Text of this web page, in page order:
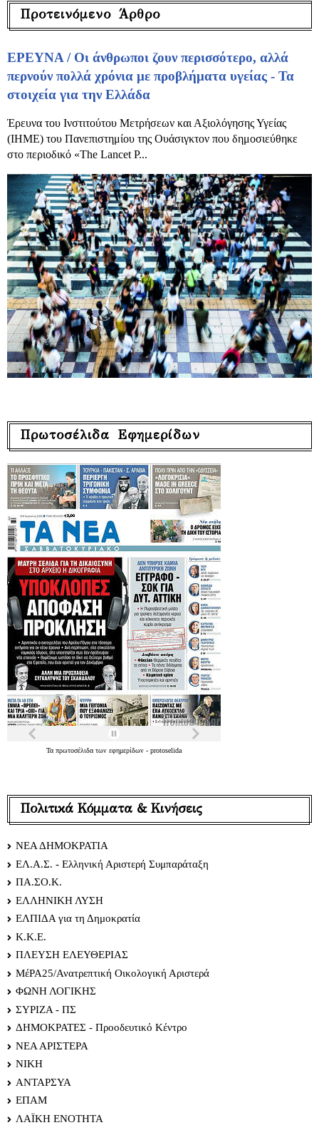
Προτεινόμενο Άρθρο
ΕΡΕΥΝΑ / Οι άνθρωποι ζουν περισσότερο, αλλά
περνούν πολλά χρόνια με προβλήματα υγείας - Τα
στοιχεία για την Ελλάδα
Έρευνα του Ινστιτούτου Μετρήσεων και Αξιολόγησης Υγείας
(IHME) του Πανεπιστημίου της Ουάσιγκτον που δημοσιεύθηκε
στο περιοδικό «The Lancet P...
Πρωτοσέλιδα Εφημερίδων
Τα πρωτοσέλιδα των εφημερίδων - protoselida
Πολιτικά Κόμματα & Κινήσεις
ΝΕΑ ΔΗΜΟΚΡΑΤΙΑ
ΕΛ.Α.Σ. - Ελληνική Αριστερή Συμπαράταξη
ΠΑ.ΣΟ.Κ.
ΕΛΛΗΝΙΚΗ ΛΥΣΗ
ΕΛΠΙΔΑ για τη Δημοκρατία
Κ.Κ.Ε.
ΠΛΕΥΣΗ ΕΛΕΥΘΕΡΙΑΣ
ΜέΡΑ25/Ανατρεπτική Οικολογική Αριστερά
ΦΩΝΗ ΛΟΓΙΚΗΣ
ΣΥΡΙΖΑ - ΠΣ
ΔΗΜΟΚΡΑΤΕΣ - Προοδευτικό Κέντρο
ΝΕΑ ΑΡΙΣΤΕΡΑ
ΝΙΚΗ
ΑΝΤΑΡΣΥΑ
ΕΠΑΜ
ΛΑΪΚΗ ΕΝΟΤΗΤΑ